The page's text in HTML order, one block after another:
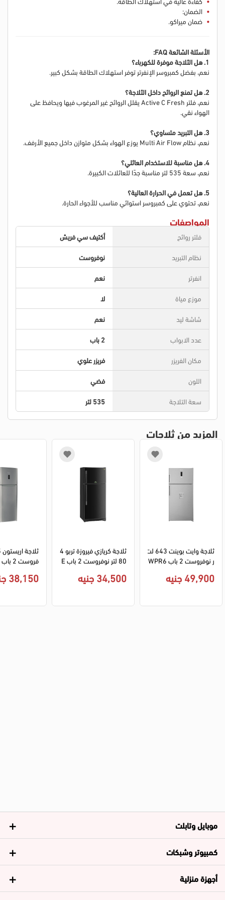
الضمان:
ضمان ميراكو.
الأسئلة الشائعة FAQ:
1. هل الثلاجة موفرة للكهرباء؟
نعم، بفضل كمبروسر الإنفرتر توفر استهلاك الطاقة بشكل كبير.
2. هل تمنع الروائح داخل الثلاجة؟
نعم، فلتر Active C Fresh يقلل الروائح غير المرغوب فيها ويحافظ على
الهواء نقي.
3. هل التبريد متساوي؟
نعم، نظام Multi Air Flow يوزع الهواء بشكل متوازن داخل جميع الأرفف.
4. هل مناسبة للاستخدام العائلي؟
نعم، سعة 535 لتر مناسبة جدًا للعائلات الكبيرة.
5. هل تعمل في الحرارة العالية؟
نعم، تحتوي على كمبروسر استوائي مناسب للأجواء الحارة.
المواصفات
فلتر روائح
أكتيف سي فريش
نظام التبريد
نوفروست
انفرتر
نعم
موزع مياة
لا
شاشة ليد
نعم
عدد الابواب
2 باب
مكان الفريزر
فريزر علوي
اللون
فضي
سعة التلاجة
535 لتر
المزيد من ثلاجات
ثلاجة وايت بوينت 643 لت
ر نوفروست 2 باب WPR6
نسر - استانلس ستيل سيل
49,900 جنيه
ثلاجة كريازي فيروزة تربو 4
80 لتر نوفروست 2 باب E
34,500 جنيه ل - فضي
38,150 جنيه
موبايل وتابلت
كمبيوتر وشبكات
أجهزة منزلية